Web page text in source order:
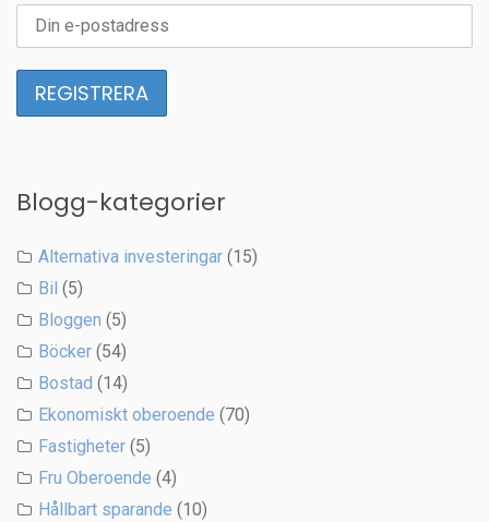
Blogg-kategorier
Alternativa investeringar (15)
Bil (5)
Bloggen (5)
Böcker (54)
Bostad (14)
Ekonomiskt oberoende (70)
Fastigheter (5)
Fru Oberoende (4)
Hållbart sparande (10)